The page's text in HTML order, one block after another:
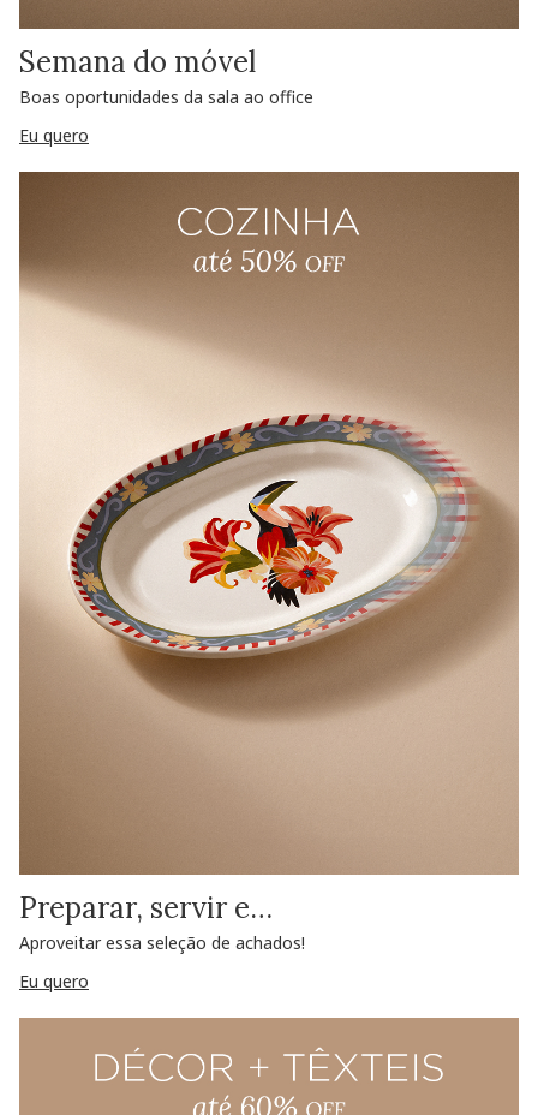
Semana do móvel
Boas oportunidades da sala ao office
Eu quero
Preparar, servir e…
Aproveitar essa seleção de achados!
Eu quero